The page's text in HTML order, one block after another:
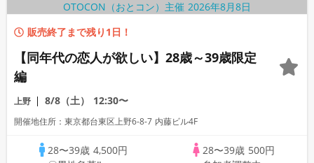
販売終了まで残り1日！
【同年代の恋人が欲しい】28歳～39歳限定
編
上野 8/8（土） 12:30〜
開催地住所：東京都台東区上野6-8-7 内藤ビル4F
28〜39歳 4,500円
28〜39歳 500円